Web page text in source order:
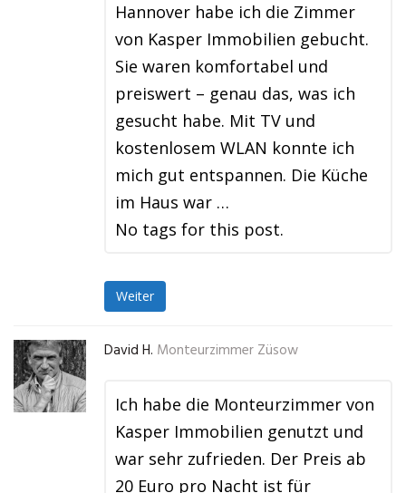
Hannover habe ich die Zimmer
von Kasper Immobilien gebucht.
Sie waren komfortabel und
preiswert – genau das, was ich
gesucht habe. Mit TV und
kostenlosem WLAN konnte ich
mich gut entspannen. Die Küche
im Haus war …
No tags for this post.
Weiter
David H. Monteurzimmer Züsow
Ich habe die Monteurzimmer von
Kasper Immobilien genutzt und
war sehr zufrieden. Der Preis ab
20 Euro pro Nacht ist für